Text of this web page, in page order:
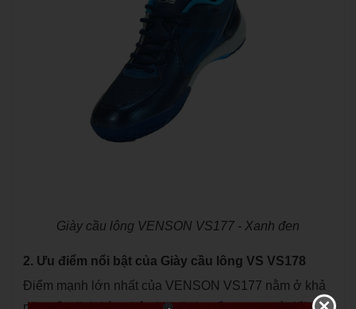
Giày cầu lông VENSON VS177 - Xanh đen
2. Ưu điểm nổi bật của Giày cầu lông VS VS178
Điểm mạnh lớn nhất của VENSON VS177 nằm ở khả